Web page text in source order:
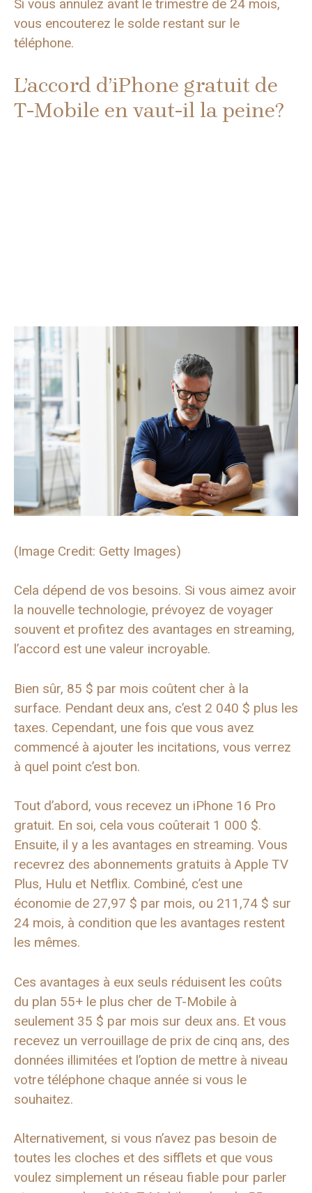
Si vous annulez avant le trimestre de 24 mois,
vous encouterez le solde restant sur le
téléphone.
L’accord d’iPhone gratuit de
T-Mobile en vaut-il la peine?
(Image Credit: Getty Images)
Cela dépend de vos besoins. Si vous aimez avoir
la nouvelle technologie, prévoyez de voyager
souvent et profitez des avantages en streaming,
l’accord est une valeur incroyable.
Bien sûr, 85 $ par mois coûtent cher à la
surface. Pendant deux ans, c’est 2 040 $ plus les
taxes. Cependant, une fois que vous avez
commencé à ajouter les incitations, vous verrez
à quel point c’est bon.
Tout d’abord, vous recevez un iPhone 16 Pro
gratuit. En soi, cela vous coûterait 1 000 $.
Ensuite, il y a les avantages en streaming. Vous
recevrez des abonnements gratuits à Apple TV
Plus, Hulu et Netflix. Combiné, c’est une
économie de 27,97 $ par mois, ou 211,74 $ sur
24 mois, à condition que les avantages restent
les mêmes.
Ces avantages à eux seuls réduisent les coûts
du plan 55+ le plus cher de T-Mobile à
seulement 35 $ par mois sur deux ans. Et vous
recevez un verrouillage de prix de cinq ans, des
données illimitées et l’option de mettre à niveau
votre téléphone chaque année si vous le
souhaitez.
Alternativement, si vous n’avez pas besoin de
toutes les cloches et des sifflets et que vous
voulez simplement un réseau fiable pour parler